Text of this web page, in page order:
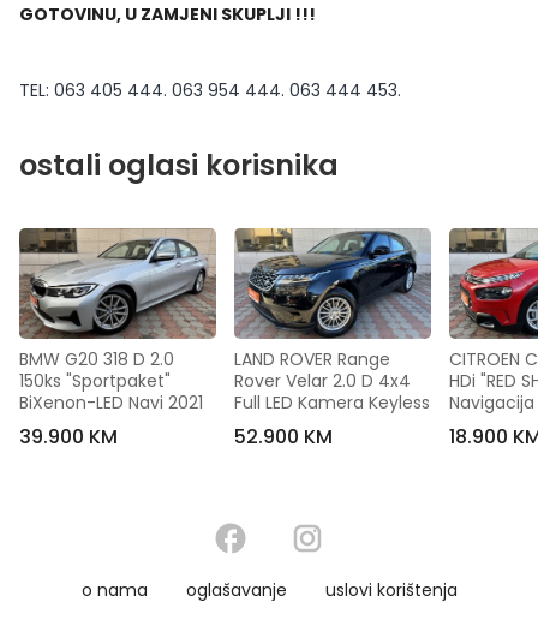
GOTOVINU, U ZAMJENI SKUPLJI !!!
TEL: 063 405 444. 063 954 444. 063 444 453.
ostali oglasi korisnika
BMW G20 318 D 2.0
150ks "Sportpaket"
BiXenon-LED Navi 2021
39.900 KM
LAND ROVER Range
Rover Velar 2.0 D 4x4
Full LED Kamera Keyless
52.900 KM
CITROEN
HDi "RED
Navigacija
18.900
o nama oglašavanje uslovi korištenja